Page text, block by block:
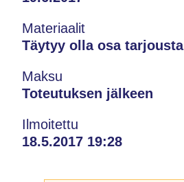
Materiaalit
Täytyy olla osa tarjousta
Maksu
Toteutuksen jälkeen
Ilmoitettu
18.5.2017 19:28